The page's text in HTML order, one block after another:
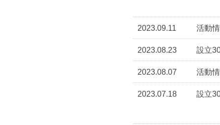
2023.09.11 活動
2023.08.23 設立
2023.08.07 活動
2023.07.18 設立